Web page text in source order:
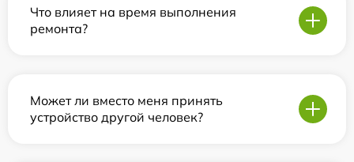
Что влияет на время выполнения
ремонта?
Может ли вместо меня принять
устройство другой человек?